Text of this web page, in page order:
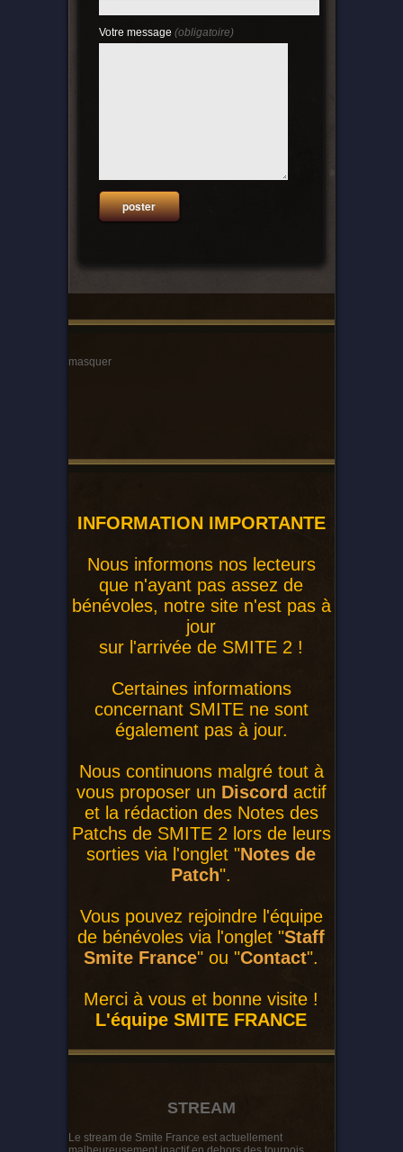
Votre message (obligatoire)
masquer
INFORMATION IMPORTANTE
Nous informons nos lecteurs
que n'ayant pas assez de
bénévoles, notre site n'est pas à
jour
sur l'arrivée de SMITE 2 !
Certaines informations
concernant SMITE ne sont
également pas à jour.
Nous continuons malgré tout à
vous proposer un Discord actif
et la rédaction des Notes des
Patchs de SMITE 2 lors de leurs
sorties via l'onglet "Notes de
Patch".
Vous pouvez rejoindre l'équipe
de bénévoles via l'onglet "Staff
Smite France" ou "Contact".
Merci à vous et bonne visite !
L'équipe SMITE FRANCE
STREAM
Le stream de Smite France est actuellement